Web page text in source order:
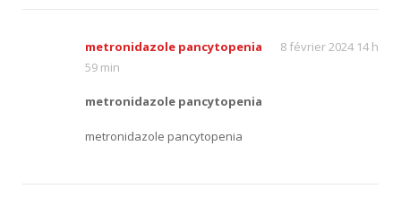
metronidazole pancytopenia
8 février 2024 14 h
59 min
metronidazole pancytopenia
metronidazole pancytopenia